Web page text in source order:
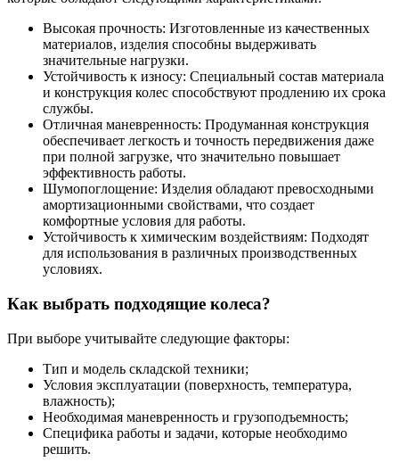
Высокая прочность: Изготовленные из качественных
материалов, изделия способны выдерживать
значительные нагрузки.
Устойчивость к износу: Специальный состав материала
и конструкция колес способствуют продлению их срока
службы.
Отличная маневренность: Продуманная конструкция
обеспечивает легкость и точность передвижения даже
при полной загрузке, что значительно повышает
эффективность работы.
Шумопоглощение: Изделия обладают превосходными
амортизационными свойствами, что создает
комфортные условия для работы.
Устойчивость к химическим воздействиям: Подходят
для использования в различных производственных
условиях.
Как выбрать подходящие колеса?
При выборе учитывайте следующие факторы:
Тип и модель складской техники;
Условия эксплуатации (поверхность, температура,
влажность);
Необходимая маневренность и грузоподъемность;
Специфика работы и задачи, которые необходимо
решить.